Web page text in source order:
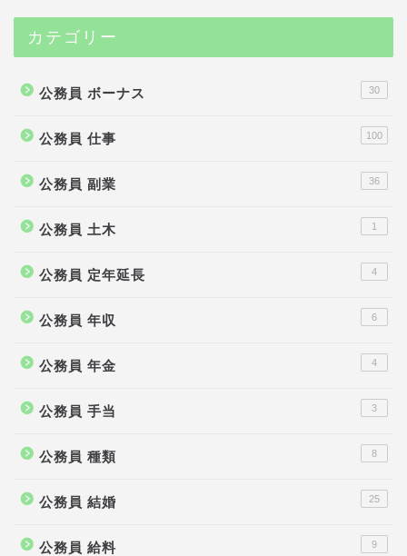
カテゴリー
公務員 ボーナス 30
公務員 仕事 100
公務員 副業 36
公務員 土木 1
公務員 定年延長 4
公務員 年収 6
公務員 年金 4
公務員 手当 3
公務員 種類 8
公務員 結婚 25
公務員 給料 9